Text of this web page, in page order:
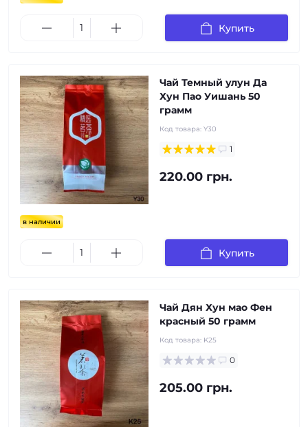
Купить
в наличии
Чай Темный улун Да
Хун Пао Уишань 50
грамм
Код товара: Y30
1
220.00 грн.
Купить
Чай Дян Хун мао Фен
красный 50 грамм
Код товара: K25
0
205.00 грн.